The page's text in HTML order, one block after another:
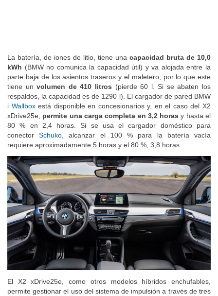
La batería, de iones de litio, tiene una capacidad bruta de 10,0
kWh (BMW no comunica la capacidad útil) y va alojada entre la
parte baja de los asientos traseros y el maletero, por lo que este
tiene unvolumen de 410 litros (pierde 60 l. Si se abaten los
respaldos, la capacidad es de 1290 l). El cargador de pared BMW
i Wallboxestá disponible en concesionarios y, en el caso del X2
xDrive25e, permite una carga completa en 3,2 horas y hasta el
80 % en 2,4 horas. Si se usa el cargador doméstico para
conectorSchuko , alcanzar el 100 % para la batería vacía
requiere aproximadamente 5 horas y el 80 %, 3,8 horas.
El X2 xDrive25e, como otros modelos híbridos enchufables,
permite gestionar el uso del sistema de impulsión a través de tres